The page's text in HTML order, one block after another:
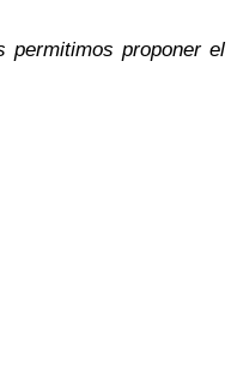
permitimos proponer el